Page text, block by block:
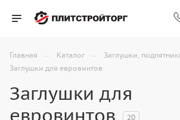
Главная — Каталог — Заглушки,
Заглушки для евровинтов
Заглушки для
евровинтов
20